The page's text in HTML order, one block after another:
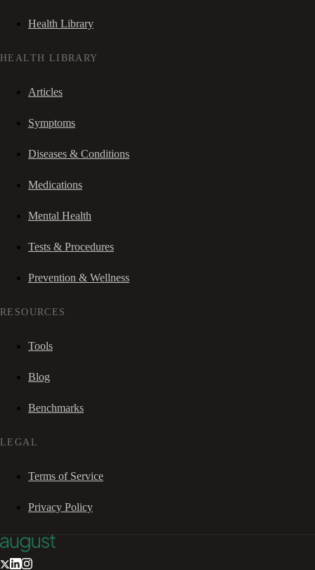
Health Library
HEALTH LIBRARY
Articles
Symptoms
Diseases & Conditions
Medications
Mental Health
Tests & Procedures
Prevention & Wellness
RESOURCES
Tools
Blog
Benchmarks
LEGAL
Terms of Service
Privacy Policy